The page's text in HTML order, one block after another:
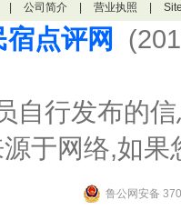
公司简介 营业执照
点评网
自行发布的
于网络,如
鲁公网安备